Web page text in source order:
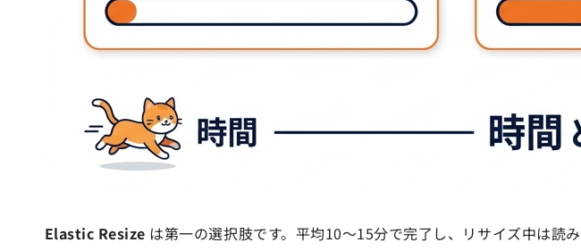
Elastic Resize は第一の選択肢です。平均10〜15分で完了し、リサイズ中は読